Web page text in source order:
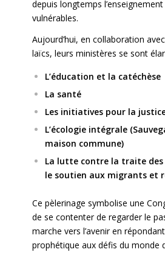
depuis longtemps
vulnérables.
Aujourd’hui, en collaboration
laïcs, leurs ministères se sont
L’éducation et la catéchèse
La santé
Les initiatives pour la
L’écologie intégrale
maison commune)
La lutte contre la traite
le soutien aux migrants et
Ce pèlerinage symbolise une
de se contenter de regarder le
marche vers l’avenir en
prophétique aux défis du monde